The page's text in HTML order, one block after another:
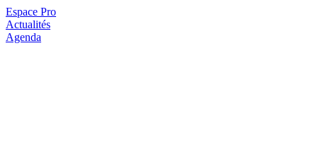
Espace Pro
Actualités
Agenda